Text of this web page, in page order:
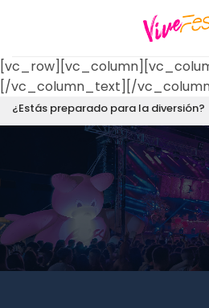
[/vc_column_text][/
¿Estás preparado para la diversión?